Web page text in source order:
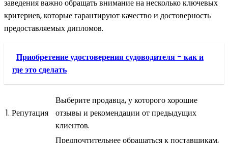
заведения важно обращать внимание на несколько ключевых
критериев, которые гарантируют качество и достоверность
предоставляемых дипломов.
Приобретение удостоверения судоводителя - как и
где это сделать
1. Репутация
Выберите продавца, у которого хорошие
отзывы и рекомендации от предыдущих
клиентов.
Предпочтительнее обращаться к поставщикам,